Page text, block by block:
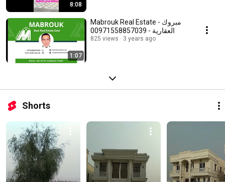
8:08
1:07
Mabrouk Real Estate - مبروك
العقارية - 00971558857039
825 views 3 years ago
Shorts